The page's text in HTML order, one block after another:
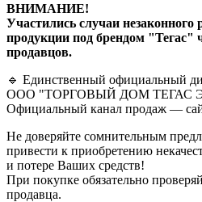
ВНИМАНИЕ!
Участились случаи незаконного
продукции под брендом "Тегас"
продавцов.
🔹 Единственный официальный
ООО "ТОРГОВЫЙ ДОМ ТЕГАС
Официальный канал продаж —
Не доверяйте сомнительным
привести к приобретению
и потере Ваших средств!
При покупке обязательно
продавца.